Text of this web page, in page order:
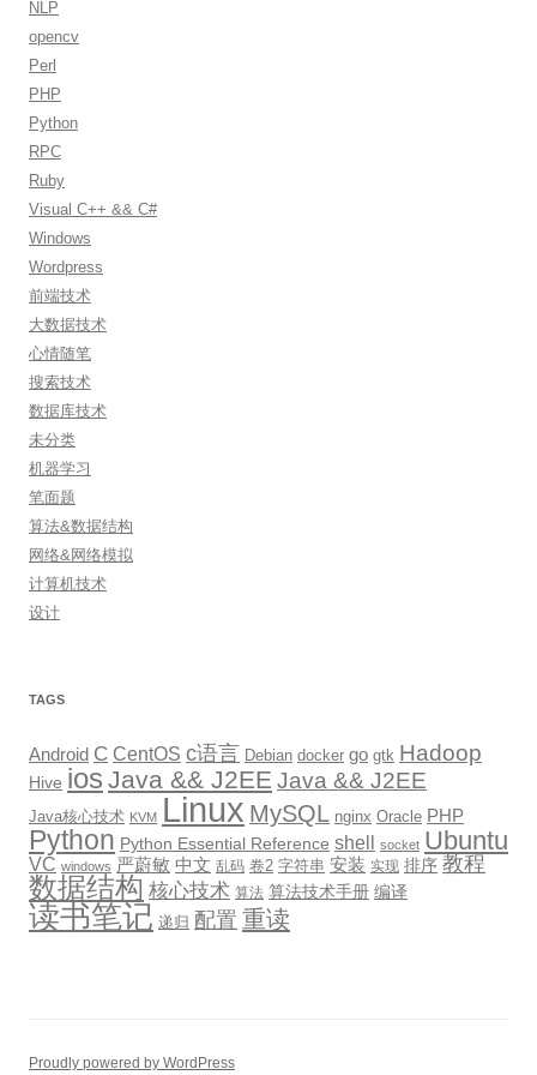
NLP
opencv
Perl
PHP
Python
RPC
Ruby
Visual C++ && C#
Windows
Wordpress
前端技术
大数据技术
心情随笔
搜索技术
数据库技术
未分类
机器学习
笔面题
算法&数据结构
网络&网络模拟
计算机技术
设计
TAGS
Android C CentOS c语言 Debian docker go gtk Hadoop
Hive ios Java && J2EE Java && J2EE
Java核心技术 KVM Linux MySQL nginx Oracle PHP
Python Python Essential Reference shell socket Ubuntu
VC windows 严蔚敏 中文 乱码 卷2 字符串 安装 实现 排序 教程
数据结构 核心技术 算法 算法技术手册 编译
读书笔记 递归 配置 重读
Proudly powered by WordPress